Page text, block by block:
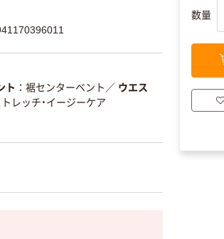
ト 裾センターベント ／ ウエス
トレッチ・イージーケア
数量